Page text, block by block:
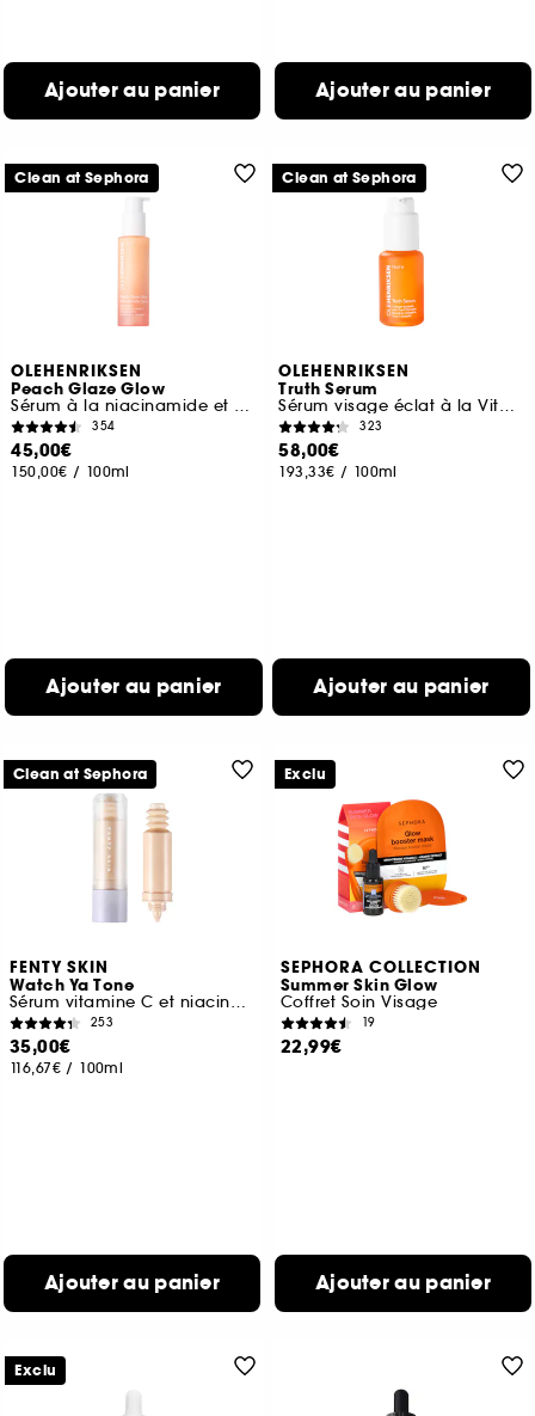
Ajouter au panier Ajouter au panier
OLEHENRIKSEN
Peach Glaze Glow
Sérum à la niacinamide et à la vitamine C
354
45,00€
150,00€ / 100ml
Ajouter au panier
Clean at Sephora
OLEHENRIKSEN
Truth Serum
Sérum visage éclat à la Vitamine C
323
58,00€
193,33€ / 100ml
Ajouter au panier
Clean at Sephora
FENTY SKIN
Watch Ya Tone
Sérum vitamine C et niacinamide anti-taches brunes
253
35,00€
116,67€ / 100ml
Ajouter au panier
Clean at Sephora
SEPHORA COLLECTION
Summer Skin Glow
Coffret Soin Visage
19
22,99€
Ajouter au panier
Exclu
Exclu